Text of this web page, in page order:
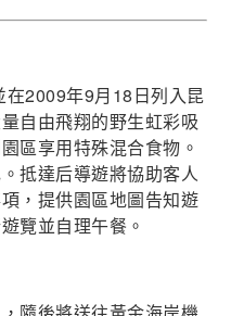
2009年9月18日列入昆
自由飛翔的野生虹彩吸
區享用特殊混合食物。
抵達后導遊將協助客人
，提供園區地圖告知遊
覽並自理午餐。